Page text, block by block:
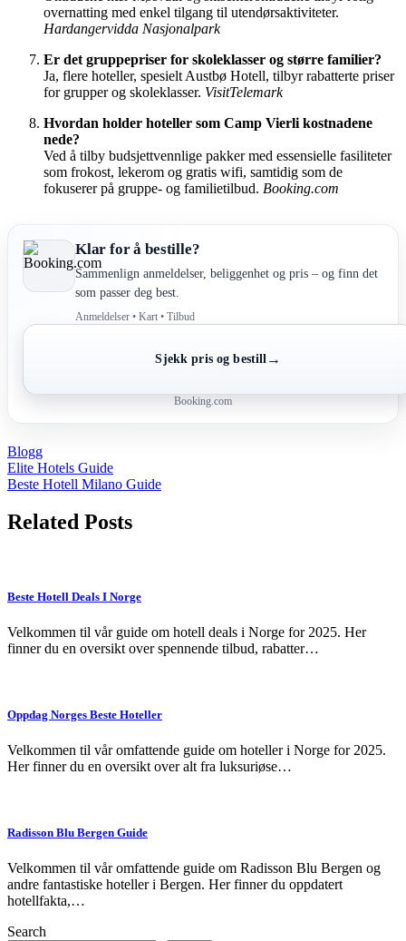
overnatting med enkel tilgang til utendørsaktiviteter.
Hardangervidda Nasjonalpark
Er det gruppepriser for skoleklasser og større familier?
Ja, flere hoteller, spesielt Austbø Hotell, tilbyr rabatterte priser
for grupper og skoleklasser. VisitTelemark
Hvordan holder hoteller som Camp Vierli kostnadene
nede?
Ved å tilby budsjettvennlige pakker med essensielle fasiliteter
som frokost, lekerom og gratis wifi, samtidig som de
fokuserer på gruppe- og familietilbud. Booking.com
Klar for å bestille?
Sammenlign anmeldelser, beliggenhet og pris – og finn det
som passer deg best.
Anmeldelser • Kart • Tilbud
Sjekk pris og bestill →
Booking.com
Blogg
Post
navigation
Elite Hotels Guide
Beste Hotell Milano Guide
Related Posts
Beste Hotell Deals I Norge
Velkommen til vår guide om hotell deals i Norge for 2025. Her
finner du en oversikt over spennende tilbud, rabatter…
Oppdag Norges Beste Hoteller
Velkommen til vår omfattende guide om hoteller i Norge for 2025.
Her finner du en oversikt over alt fra luksuriøse…
Radisson Blu Bergen Guide
Velkommen til vår omfattende guide om Radisson Blu Bergen og
andre fantastiske hoteller i Bergen. Her finner du oppdatert
hotellfakta,…
Search